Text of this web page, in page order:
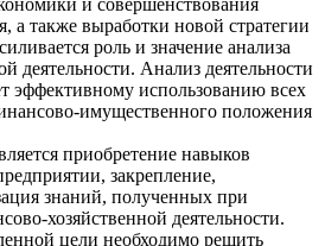
а также выработки новой стратегии
роль и значение анализа
деятельности. Анализ деятельности
эффективному использованию всех
имущественного положения
приобретение навыков
закрепление,
знаний, полученных при
хозяйственной деятельности.
цели необходимо решить